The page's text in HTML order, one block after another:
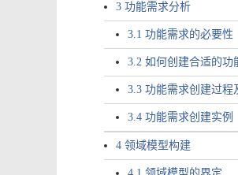
3 功能需求分析
3.1 功能需求的必要性
3.2 如何创建合适的功
3.3 功能需求创建过程
3.4 功能需求创建实例
4 领域模型构建